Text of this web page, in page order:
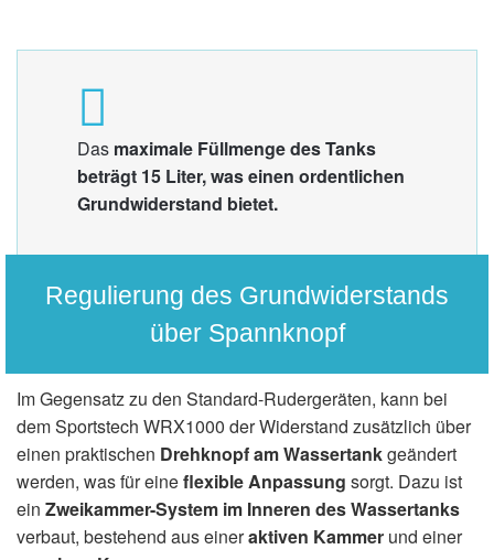
Das maximale Füllmenge des Tanks
beträgt 15 Liter, was einen ordentlichen
Grundwiderstand bietet.
Regulierung des Grundwiderstands
über Spannknopf
Im Gegensatz zu den Standard-Rudergeräten, kann bei
dem Sportstech WRX1000 der Widerstand zusätzlich über
einen praktischen Drehknopf am Wassertankgeändert
werden, was für eineflexible Anpassung sorgt. Dazu ist
ein Zweikammer-System im Inneren des Wassertanks
verbaut, bestehend aus eineraktiven Kammer und einer